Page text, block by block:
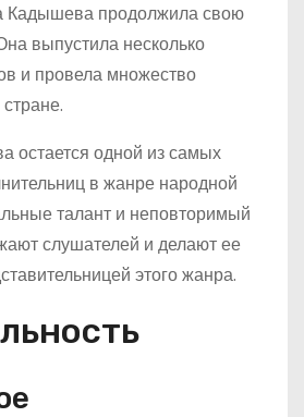
Кадышева продолжила свою
выпустила несколько
и провела множество
остается одной из самых
в жанре народной
талант и неповторимый
слушателей и делают ее
этого жанра.